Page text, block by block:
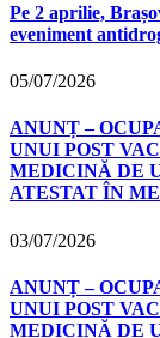
Pe 2 aprilie,
eveniment
05/07/2026
ANUNȚ –
UNUI POST
MEDICINĂ DE
ATESTAT ÎN
03/07/2026
ANUNȚ –
UNUI POST
MEDICINĂ DE